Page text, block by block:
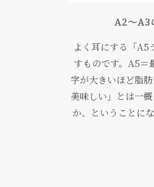
A2〜A3
よく耳にする「A5
すものです。A5＝
字が大きいほど脂
美味しい」とは一
か、ということに